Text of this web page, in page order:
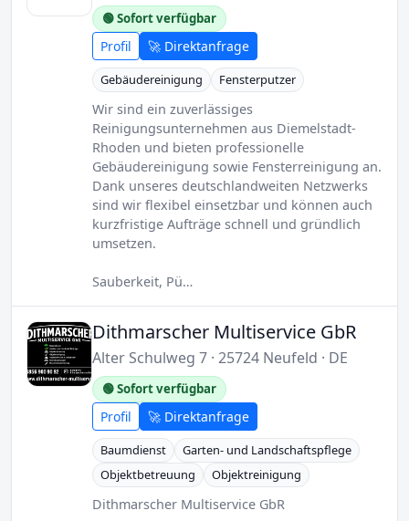
🟢 Sofort verfügbar
Profil 🚀 Direktanfrage
Gebäudereinigung Fensterputzer
Wir sind ein zuverlässiges
Reinigungsunternehmen aus Diemelstadt-
Rhoden und bieten professionelle
Gebäudereinigung sowie Fensterreinigung an.
Dank unseres deutschlandweiten Netzwerks
sind wir flexibel einsetzbar und können auch
kurzfristige Aufträge schnell und gründlich
umsetzen.
Sauberkeit, Pü…
Dithmarscher Multiservice GbR
Alter Schulweg 7 · 25724 Neufeld · DE
🟢 Sofort verfügbar
Profil 🚀 Direktanfrage
Baumdienst
Garten- und Landschaftspflege
Objektbetreuung
Objektreinigung
Dithmarscher Multiservice GbR